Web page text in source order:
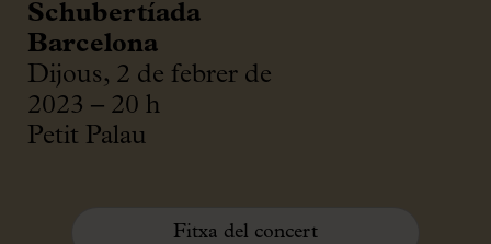
Schubertíada
Barcelona
Dijous, 2 de febrer de
2023 – 20 h
Petit Palau
Fitxa del concert